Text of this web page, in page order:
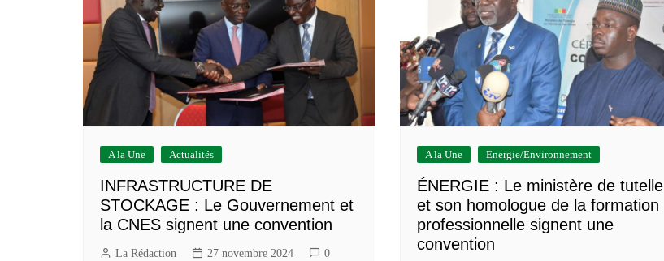
Construction/BTP
Services marchands
A la Une Actualités
INFRASTRUCTURE DE
STOCKAGE : Le Gouvernement et
la CNES signent une convention
La Rédaction 27 novembre 2024 0
A la Une Energie/Environnement
ÉNERGIE : Le ministère de tutelle
et son homologue de la formation
professionnelle signent une
convention